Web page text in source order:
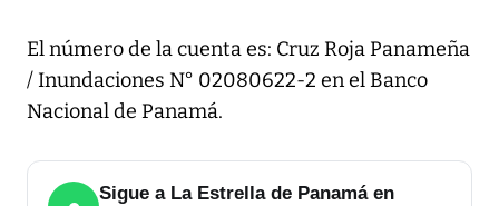
El número de la cuenta es: Cruz Roja Panameña
/ Inundaciones N° 02080622-2 en el Banco
Nacional de Panamá.
Sigue a La Estrella de Panamá en